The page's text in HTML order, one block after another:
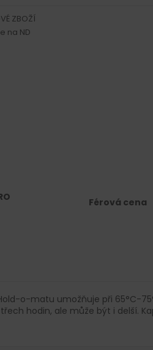
ZBOŽÍ
na ND
Férová cena
o-matu umožňuje při 65°C-
hodin, ale může být i delší.